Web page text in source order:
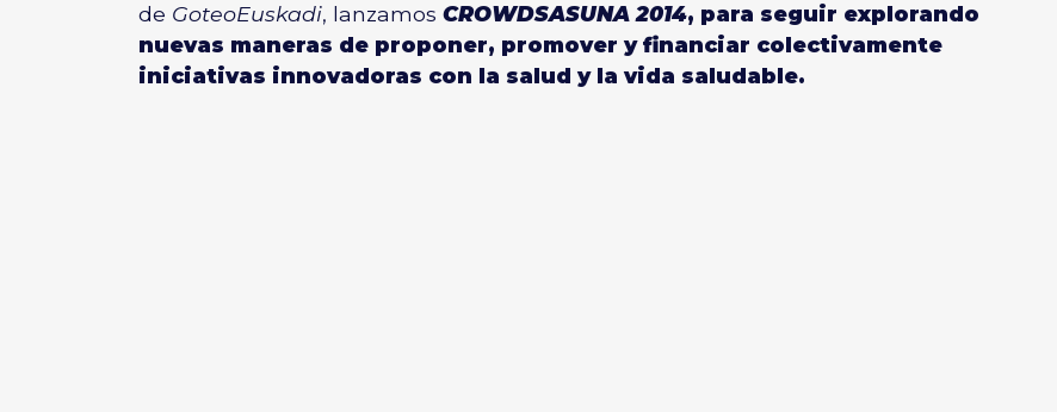
de GoteoEuskadi, lanzamos CROWDSASUNA 2014, para seguir explorando
nuevas maneras de proponer, promover y financiar colectivamente
iniciativas innovadoras con la salud y la vida saludable.